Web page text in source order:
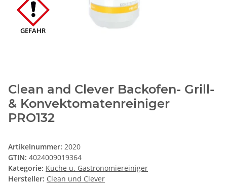
GEFAHR
Clean and Clever Backofen- Grill-
& Konvektomatenreiniger
PRO132
Artikelnummer: 2020
GTIN: 4024009019364
Kategorie: Küche u. Gastronomiereiniger
Hersteller: Clean und Clever